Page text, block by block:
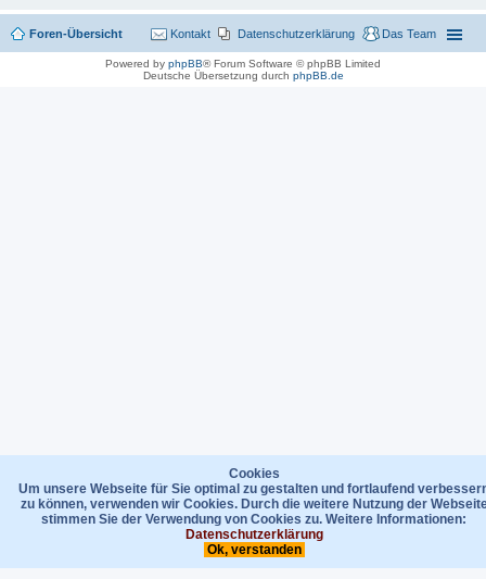
Cookies
Um unsere Webseite für Sie optimal zu gestalten und fortlaufend
zu können, verwenden wir Cookies. Durch die weitere Nutzung der
stimmen Sie der Verwendung von Cookies zu. Weitere Informationen:
Datenschutzerklärung
Ok, verstanden
Foren-Übersicht Das Team
Datenschutzerklärung
Kontakt
Powered by phpBB® Forum Software © phpBB Limited
Deutsche Übersetzung durch phpBB.de